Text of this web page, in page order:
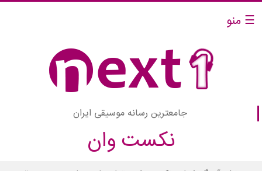
☰ منو
جامعترین رسانه موسیقی ایران
نکست وان